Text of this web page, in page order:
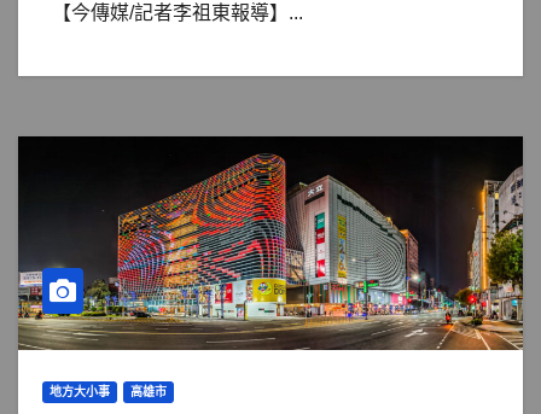
【今傳媒/記者李祖東報導】...
地方大小事 高雄市